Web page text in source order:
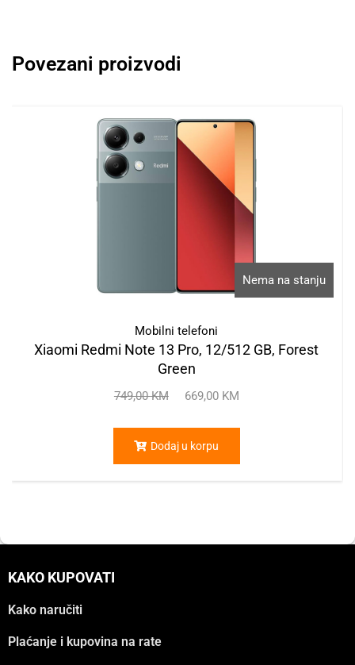
Povezani proizvodi
Nema na stanju
Mobilni telefoni
Xiaomi Redmi Note 13 Pro, 12/512 GB, Forest
Green
749,00KM 669,00 KM
Dodaj u korpu
KAKO KUPOVATI
Kako naručiti
Plaćanje i kupovina na rate